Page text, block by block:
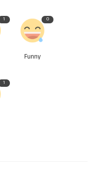
1 0
Funny
1